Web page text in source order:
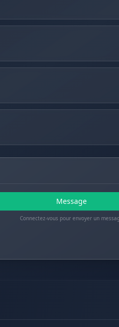
Message
Connectez-vous pour envoyer un